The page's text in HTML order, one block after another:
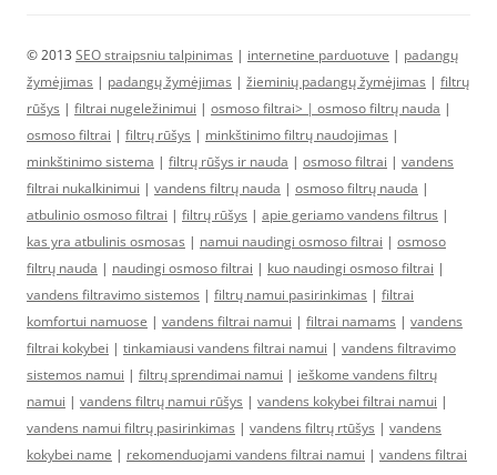
© 2013 SEO straipsniu talpinimas | internetine parduotuve | padangų
žymėjimas | padangų žymėjimas | žieminių padangų žymėjimas | filtrų
rūšys | filtrai nugeležinimui | osmoso filtrai> | osmoso filtrų nauda |
osmoso filtrai | filtrų rūšys | minkštinimo filtrų naudojimas |
minkštinimo sistema | filtrų rūšys ir nauda | osmoso filtrai | vandens
filtrai nukalkinimui | vandens filtrų nauda | osmoso filtrų nauda |
atbulinio osmoso filtrai | filtrų rūšys | apie geriamo vandens filtrus |
kas yra atbulinis osmosas | namui naudingi osmoso filtrai | osmoso
filtrų nauda | naudingi osmoso filtrai | kuo naudingi osmoso filtrai |
vandens filtravimo sistemos | filtrų namui pasirinkimas | filtrai
komfortui namuose | vandens filtrai namui | filtrai namams | vandens
filtrai kokybei | tinkamiausi vandens filtrai namui | vandens filtravimo
sistemos namui | filtrų sprendimai namui | ieškome vandens filtrų
namui | vandens filtrų namui rūšys | vandens kokybei filtrai namui |
vandens namui filtrų pasirinkimas | vandens filtrų rtūšys | vandens
kokybei name | rekomenduojami vandens filtrai namui | vandens filtrai